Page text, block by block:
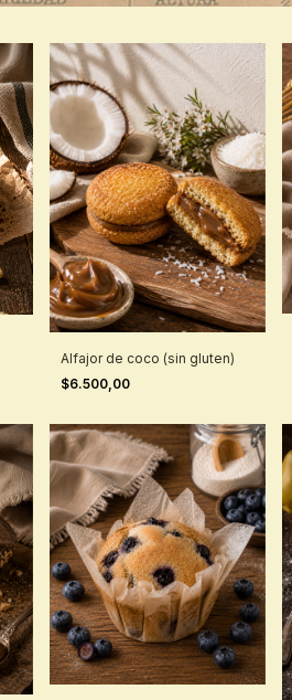
Alfajor de coco (sin gluten)
$6.500,00